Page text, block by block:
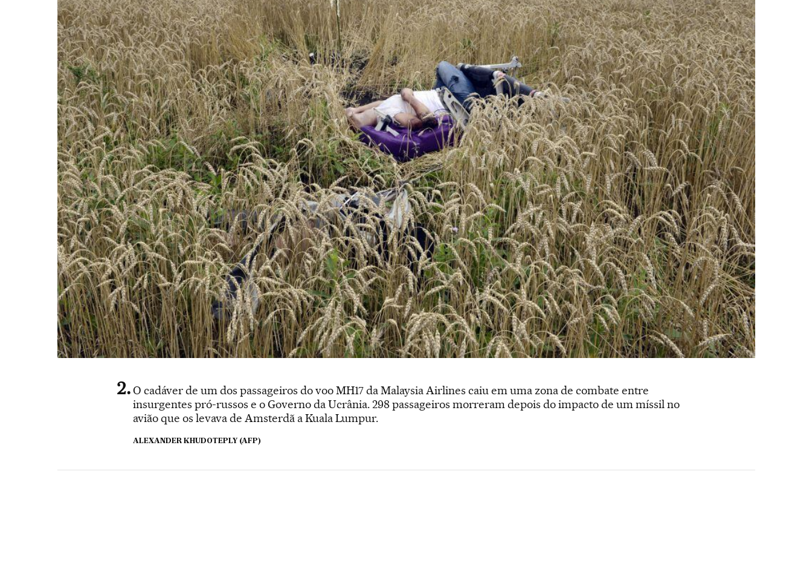
O cadáver de um dos passageiros do voo MH17 da Malaysia Airlines caiu em uma zona de combate entre
insurgentes pró-russos e o Governo da Ucrânia. 298 passageiros morreram depois do impacto de um míssil no
avião que os levava de Amsterdã a Kuala Lumpur.
ALEXANDER KHUDOTEPLY (AFP)